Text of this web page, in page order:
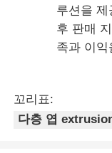
루션을
후 판매
족과 이
꼬리표:
다층 엽